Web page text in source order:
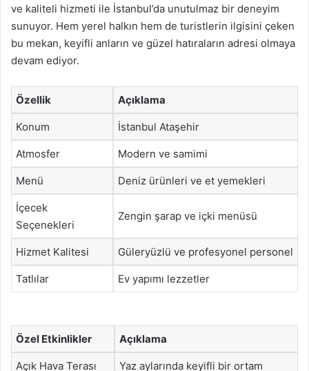
ve kaliteli hizmeti ile İstanbul’da unutulmaz bir deneyim
sunuyor. Hem yerel halkın hem de turistlerin ilgisini çeken
bu mekan, keyifli anların ve güzel hatıraların adresi olmaya
devam ediyor.
Özellik Açıklama
Konum İstanbul Ataşehir
Atmosfer Modern ve samimi
Menü Deniz ürünleri ve et yemekleri
İçecek
Seçenekleri
Zengin şarap ve içki menüsü
Hizmet Kalitesi Güleryüzlü ve profesyonel personel
Tatlılar Ev yapımı lezzetler
Özel Etkinlikler Açıklama
Açık Hava Terası Yaz aylarında keyifli bir ortam